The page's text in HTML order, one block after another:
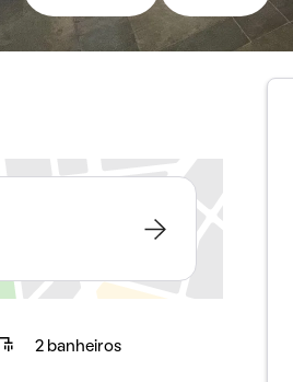
2 banheiros